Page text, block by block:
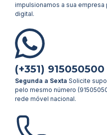
impulsionamos a sua
digital.
(+351) 915050500
Segunda a Sexta Solicite
pelo mesmo número
rede móvel nacional.